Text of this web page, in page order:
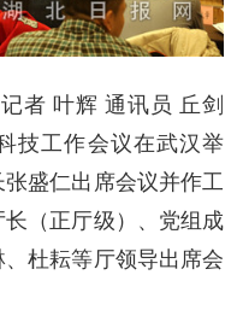
者 叶辉 通讯员 丘剑
技工作会议在武汉举
盛仁出席会议并作工
（正厅级）、党组成
杜耘等厅领导出席会